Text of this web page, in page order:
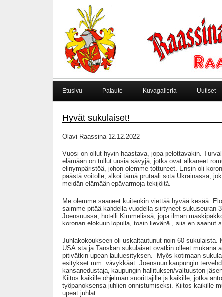
Etusivu Palaute Kuvagalleria Uutiset
Hyvät sukulaiset!
Olavi Raassina 12.12.2022
Vuosi on ollut hyvin haastava, jopa pelottavakin.
elämään on tullut uusia sävyjä, jotka ovat alkaneet
elinympäristöä, johon olemme tottuneet. Ensin oli
päästä voitolle, alkoi tämä prutaali sota Ukrainassa,
meidän elämään epävarmoja tekijöitä.
Me olemme saaneet kuitenkin viettää hyvää kesää.
saimme pitää kahdella vuodella siirtyneet sukuseuran
Joensuussa, hotelli Kimmelissä, jopa ilman
koronan elokuun lopulla, tosin lievänä., siis en saanut
Juhlakokoukseen oli uskaltautunut noin 60 sukulaista.
USA:sta ja Tanskan sukulaiset ovatkin olleet mukana
pitivätkin upean lauluesityksen. Myös kotimaan
esitykset mm. vävykkäät. Joensuun kaupungin
kansanedustaja, kaupungin hallituksen/valtuuston
Kiitos kaikille ohjelman suorittajille ja kaikille, jotka
työpanoksensa juhlien onnistumiseksi. Kiitos kaikille
upeat juhlat.